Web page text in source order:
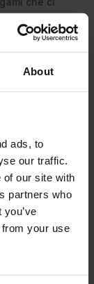
About
ads, to
our traffic.
of our site with
partners who
your use
il
eroi
musica